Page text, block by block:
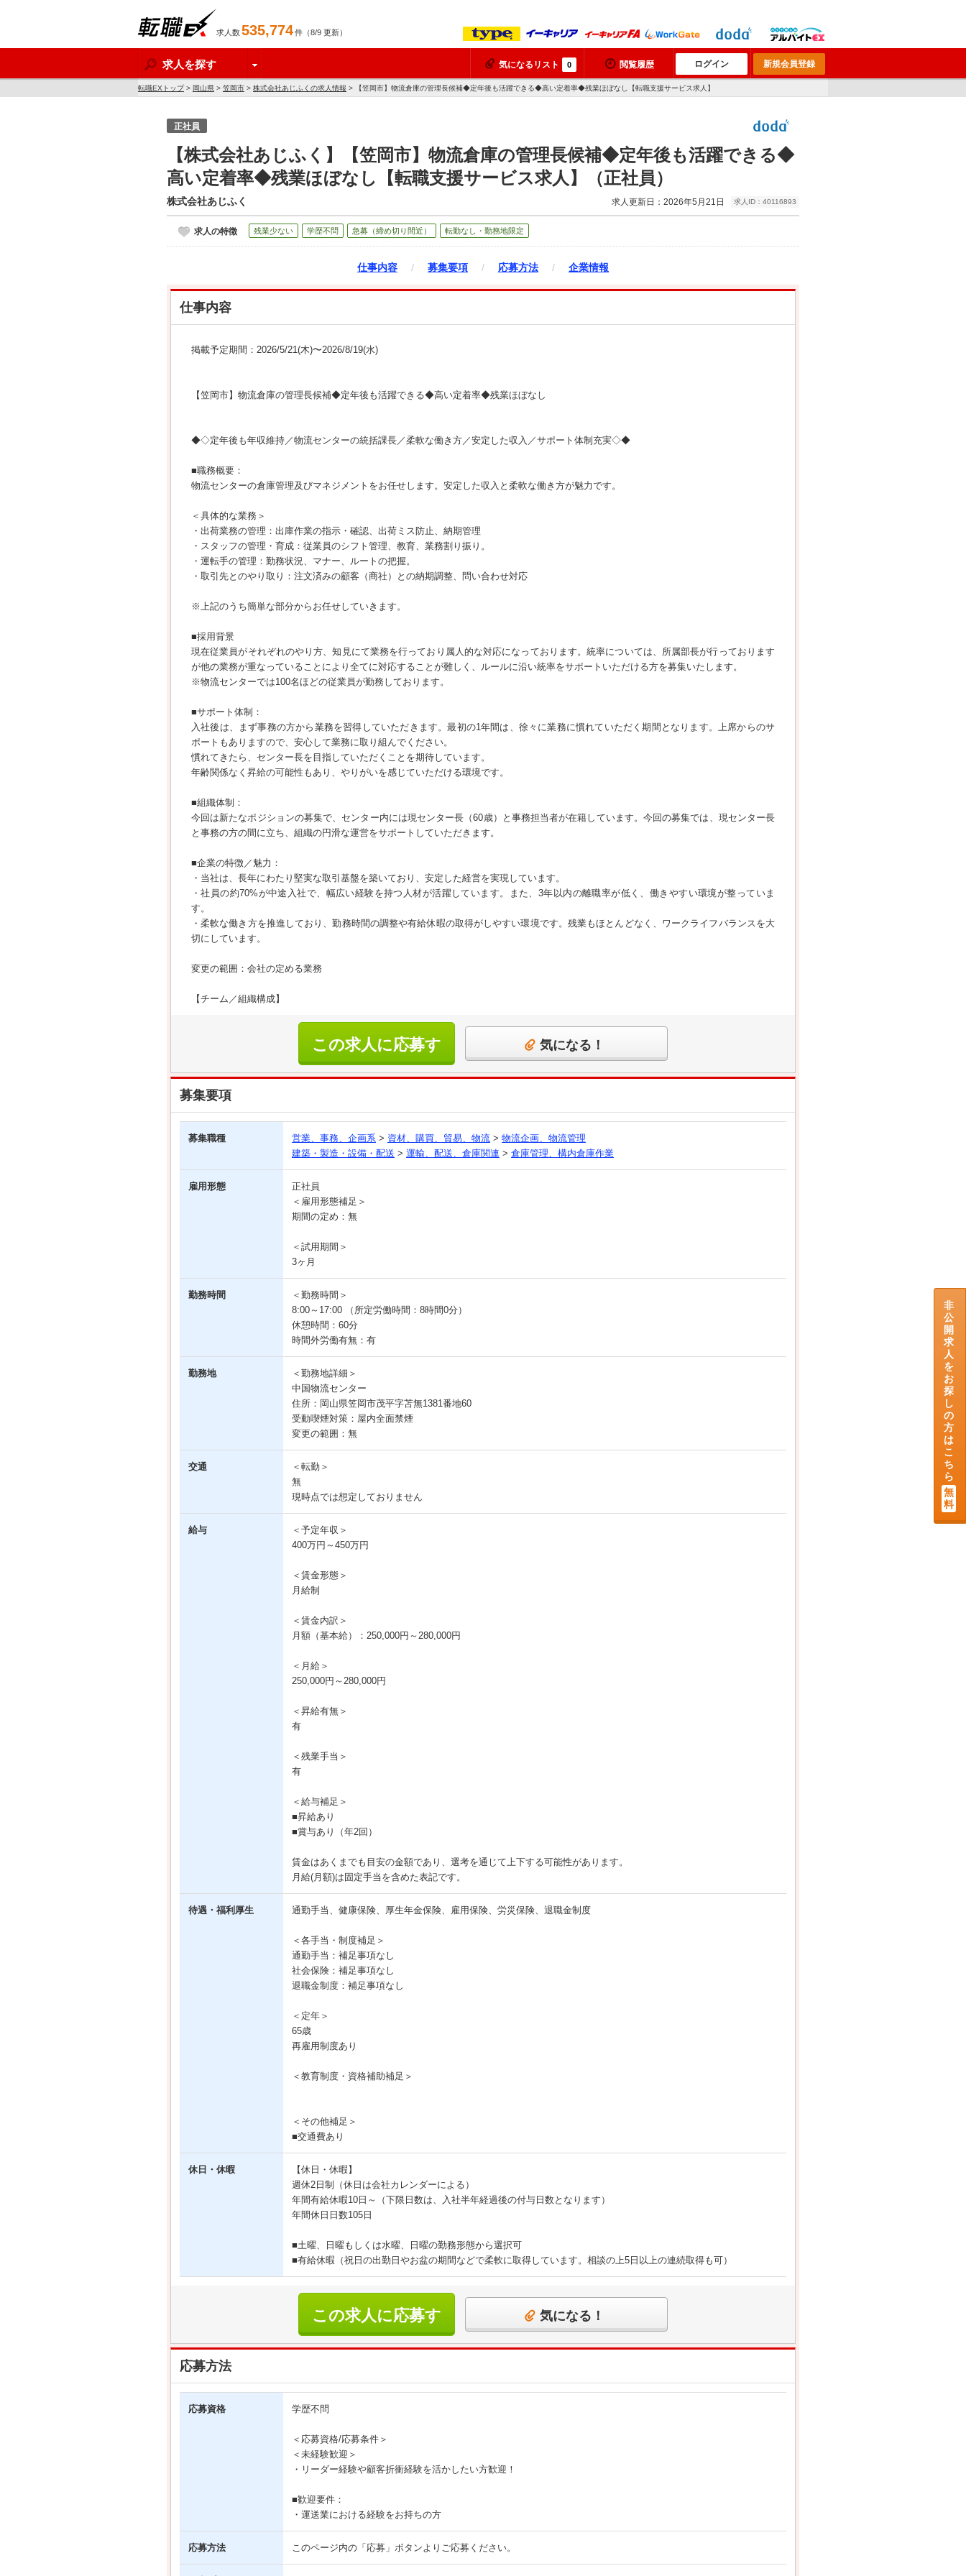
求人数535,774件（8/9 更新）
求人を探す 気になるリスト 0 閲覧履歴 ログイン 新規会員登録
転職EXトップ> 岡山県 > 笠岡市 > 株式会社あじふくの求人情報 > 【笠岡市】物流倉庫の管理長候補◆定年後も活躍できる◆高い定着率◆残業ほぼなし【転職支援サービス求人】
正社員
【株式会社あじふく】【笠岡市】物流倉庫の管理長候補◆定年後も活躍できる◆
高い定着率◆残業ほぼなし【転職支援サービス求人】（正社員）
株式会社あじふく 求人更新日：2026年5月21日 求人ID：40116893
求人の特徴 残業少ない 学歴不問 急募（締め切り間近） 転勤なし・勤務地限定
仕事内容 / 募集要項 / 応募方法 / 企業情報
仕事内容
掲載予定期間：2026/5/21(木)〜2026/8/19(水)
【笠岡市】物流倉庫の管理長候補◆定年後も活躍できる◆高い定着率◆残業ほぼなし
◆◇定年後も年収維持／物流センターの統括課長／柔軟な働き方／安定した収入／サポート体制充実◇◆
■職務概要：
物流センターの倉庫管理及びマネジメントをお任せします。安定した収入と柔軟な働き方が魅力です。
＜具体的な業務＞
・出荷業務の管理：出庫作業の指示・確認、出荷ミス防止、納期管理
・スタッフの管理・育成：従業員のシフト管理、教育、業務割り振り。
・運転手の管理：勤務状況、マナー、ルートの把握。
・取引先とのやり取り：注文済みの顧客（商社）との納期調整、問い合わせ対応
※上記のうち簡単な部分からお任せしていきます。
■採用背景
現在従業員がそれぞれのやり方、知見にて業務を行っており属人的な対応になっております。統率については、所属部長が行っております
が他の業務が重なっていることにより全てに対応することが難しく、ルールに沿い統率をサポートいただける方を募集いたします。
※物流センターでは100名ほどの従業員が勤務しております。
■サポート体制：
入社後は、まず事務の方から業務を習得していただきます。最初の1年間は、徐々に業務に慣れていただく期間となります。上席からのサ
ポートもありますので、安心して業務に取り組んでください。
慣れてきたら、センター長を目指していただくことを期待しています。
年齢関係なく昇給の可能性もあり、やりがいを感じていただける環境です。
■組織体制：
今回は新たなポジションの募集で、センター内には現センター長（60歳）と事務担当者が在籍しています。今回の募集では、現センター長
と事務の方の間に立ち、組織の円滑な運営をサポートしていただきます。
■企業の特徴／魅力：
・当社は、長年にわたり堅実な取引基盤を築いており、安定した経営を実現しています。
・社員の約70%が中途入社で、幅広い経験を持つ人材が活躍しています。また、3年以内の離職率が低く、働きやすい環境が整っていま
す。
・柔軟な働き方を推進しており、勤務時間の調整や有給休暇の取得がしやすい環境です。残業もほとんどなく、ワークライフバランスを大
切にしています。
変更の範囲：会社の定める業務
【チーム／組織構成】
この求人に応募す
る
気になる！
募集要項
募集職種 営業、事務、企画系 > 資材、購買、貿易、物流 > 物流企画、物流管理
建築・製造・設備・配送 > 運輸、配送、倉庫関連 > 倉庫管理、構内倉庫作業
雇用形態
正社員
＜雇用形態補足＞
期間の定め：無
＜試用期間＞
3ヶ月
勤務時間
＜勤務時間＞
8:00～17:00 （所定労働時間：8時間0分）
休憩時間：60分
時間外労働有無：有
勤務地
＜勤務地詳細＞
中国物流センター
住所：岡山県笠岡市茂平字苫無1381番地60
受動喫煙対策：屋内全面禁煙
変更の範囲：無
交通
＜転勤＞
無
現時点では想定しておりません
給与
＜予定年収＞
400万円～450万円
＜賃金形態＞
月給制
＜賃金内訳＞
月額（基本給）：250,000円～280,000円
＜月給＞
250,000円～280,000円
＜昇給有無＞
有
＜残業手当＞
有
＜給与補足＞
■昇給あり
■賞与あり（年2回）
賃金はあくまでも目安の金額であり、選考を通じて上下する可能性があります。
月給(月額)は固定手当を含めた表記です。
待遇・福利厚生 通勤手当、健康保険、厚生年金保険、雇用保険、労災保険、退職金制度
＜各手当・制度補足＞
通勤手当：補足事項なし
社会保険：補足事項なし
退職金制度：補足事項なし
＜定年＞
65歳
再雇用制度あり
＜教育制度・資格補助補足＞
＜その他補足＞
■交通費あり
休日・休暇
【休日・休暇】
週休2日制（休日は会社カレンダーによる）
年間有給休暇10日～（下限日数は、入社半年経過後の付与日数となります）
年間休日日数105日
■土曜、日曜もしくは水曜、日曜の勤務形態から選択可
■有給休暇（祝日の出勤日やお盆の期間などで柔軟に取得しています。相談の上5日以上の連続取得も可）
この求人に応募す
る
気になる！
応募方法
応募資格 学歴不問
＜応募資格/応募条件＞
＜未経験歓迎＞
・リーダー経験や顧客折衝経験を活かしたい方歓迎！
■歓迎要件：
・運送業における経験をお持ちの方
応募方法 このページ内の「応募」ボタンよりご応募ください。
非
公
開
求
人
を
お
探
し
の
方
は
こ
ち
ら
無
料